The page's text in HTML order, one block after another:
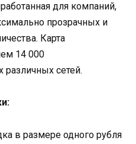
для компаний,
прозрачных и
Карта
14 000
различных сетей.
в размере одного рубля